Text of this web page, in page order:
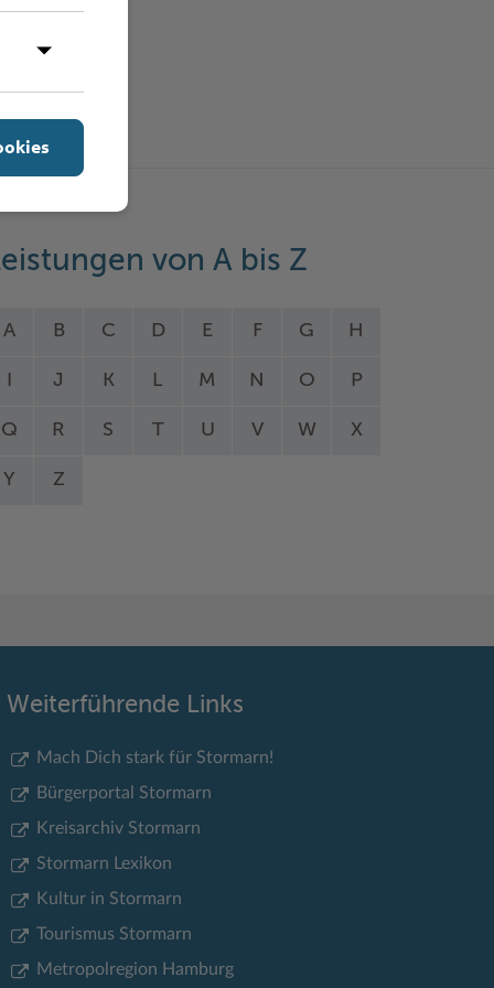
von A bis Z
A B C D E F G H
J K L M N O P
Q R S T U V W X
Y Z
Weiterführende Links
Mach Dich stark für Stormarn!
Bürgerportal Stormarn
Kreisarchiv Stormarn
Stormarn Lexikon
Kultur in Stormarn
Tourismus Stormarn
Metropolregion Hamburg